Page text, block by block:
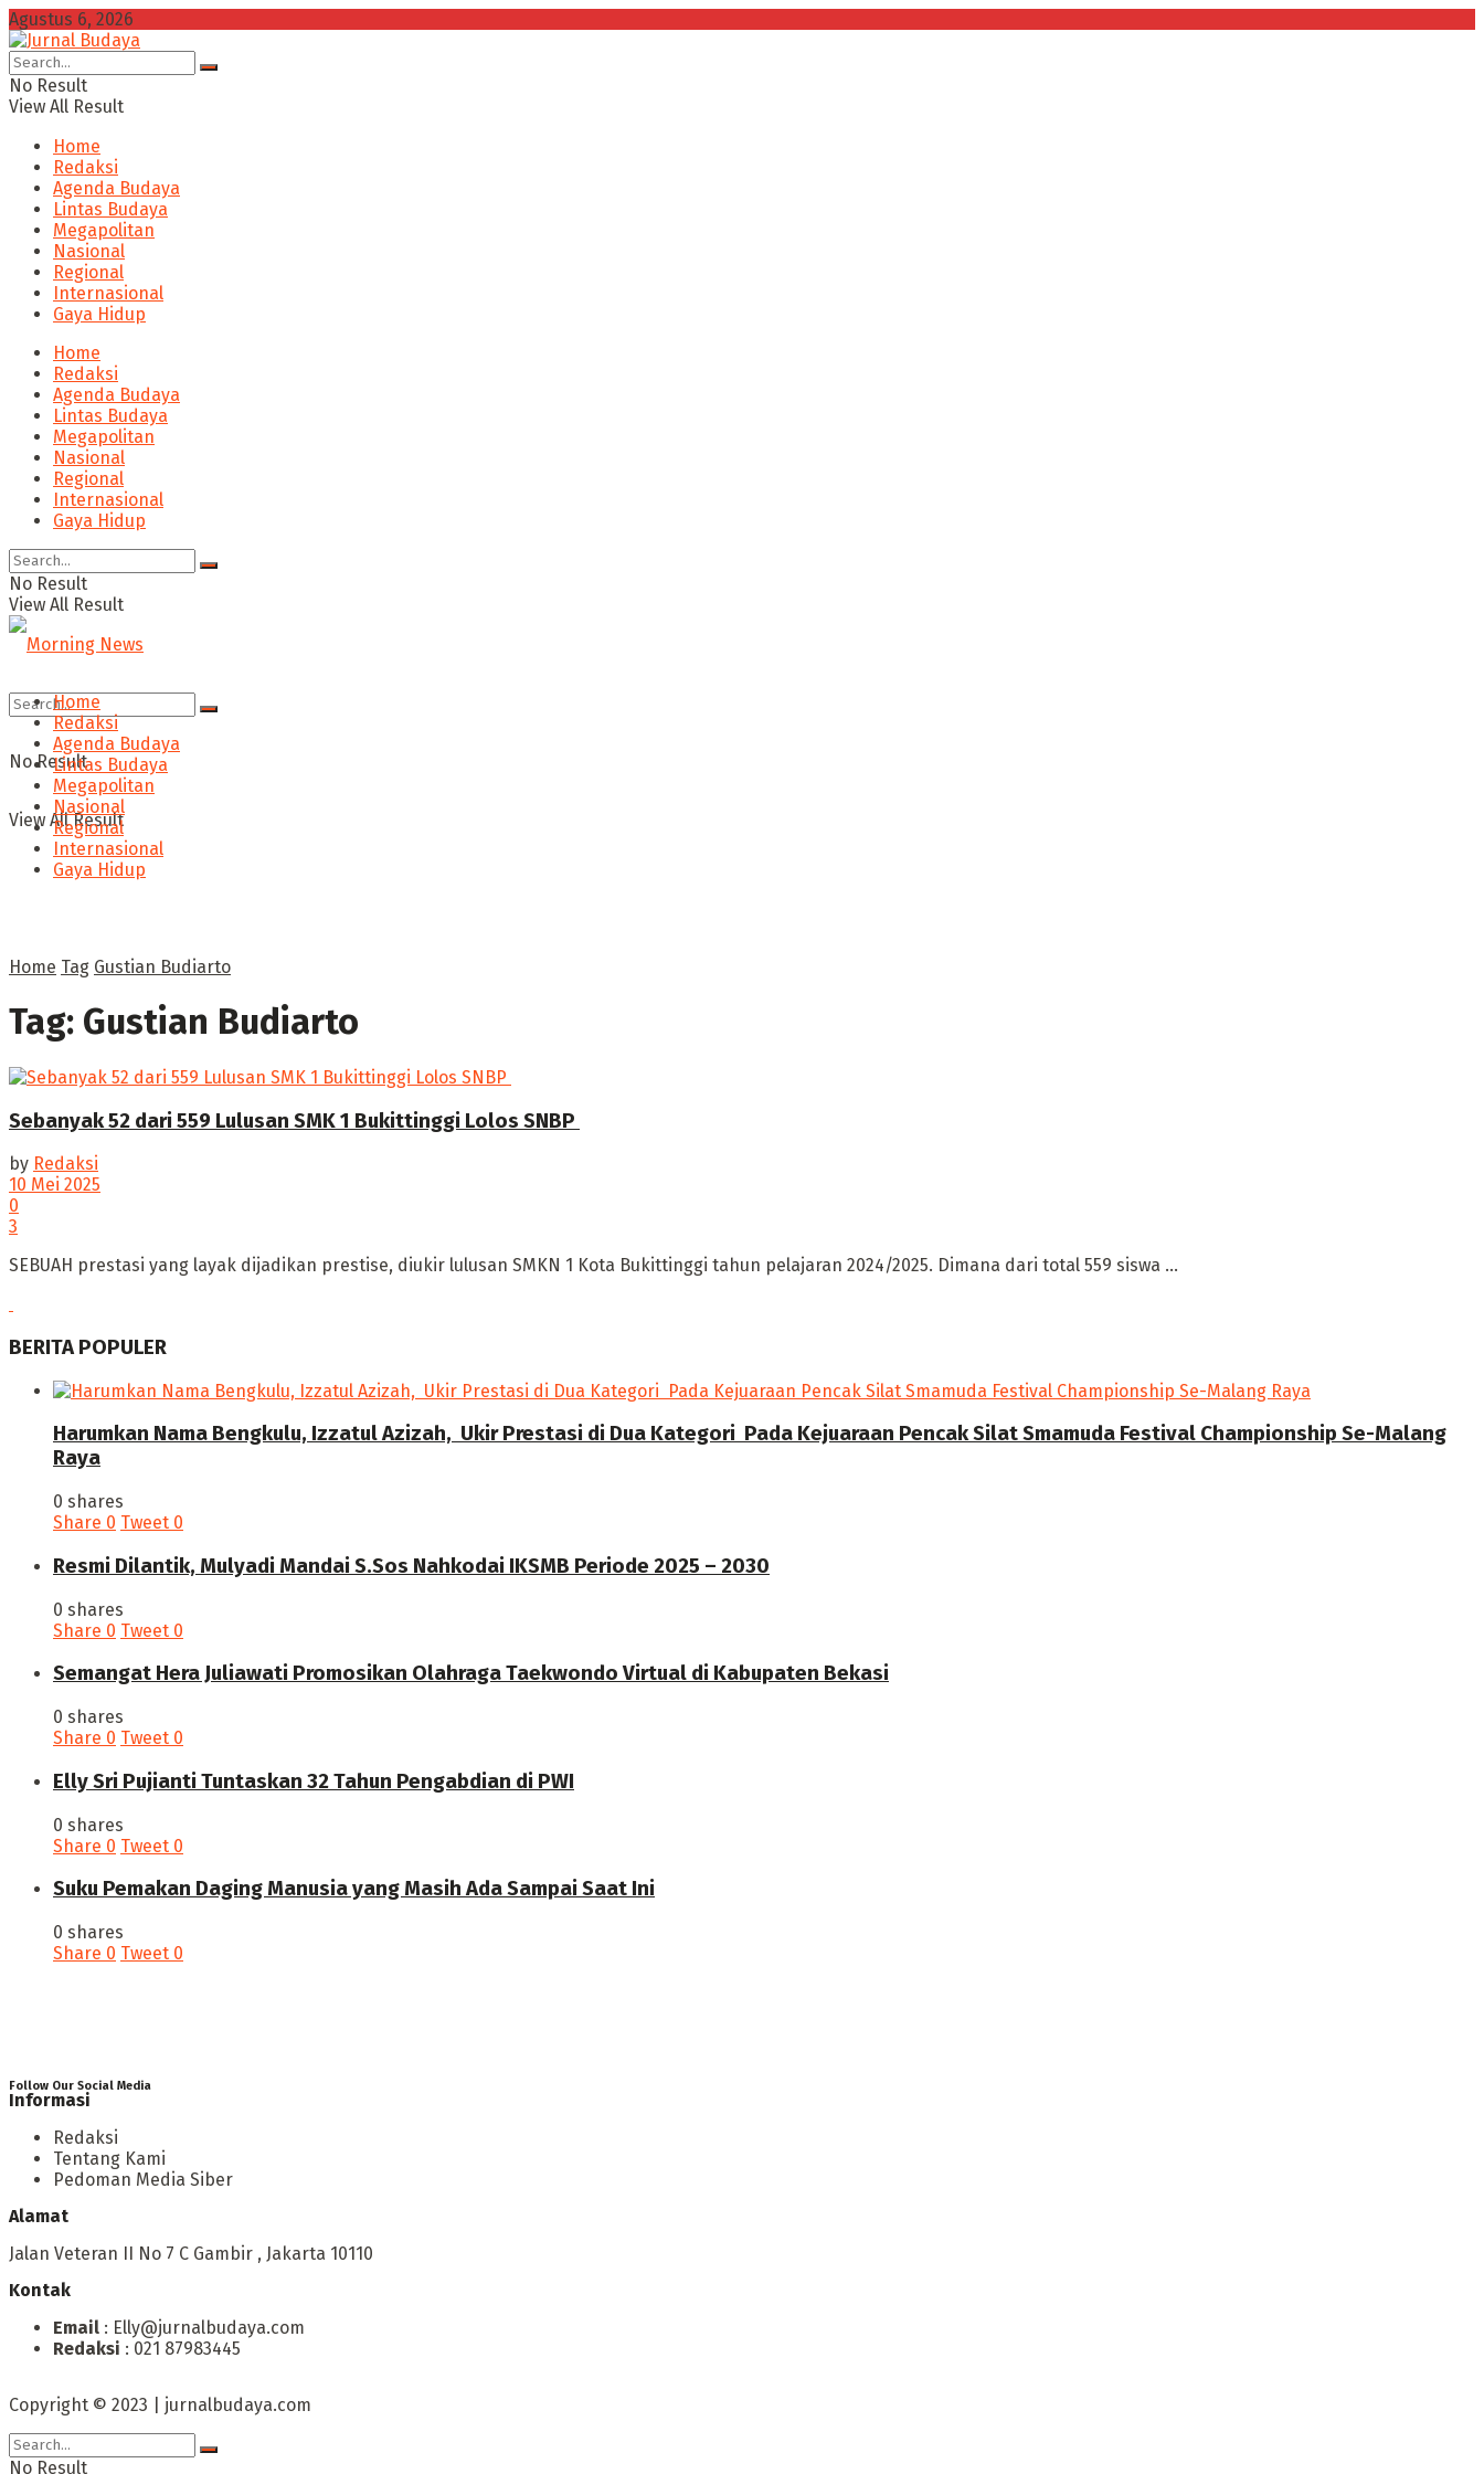
Agustus 6, 2026
No Result
View All Result
Home
Redaksi
Agenda Budaya
Lintas Budaya
Megapolitan
Nasional
Regional
Internasional
Gaya Hidup
Home
Redaksi
Agenda Budaya
Lintas Budaya
Megapolitan
Nasional
Regional
Internasional
Gaya Hidup
No Result
View All Result
No Result
View All Result
Home
Redaksi
Agenda Budaya
Lintas Budaya
Megapolitan
Nasional
Regional
Internasional
Gaya Hidup
Home Tag Gustian Budiarto
Tag: Gustian Budiarto
Sebanyak 52 dari 559 Lulusan SMK 1 Bukittinggi Lolos SNBP ‎
by Redaksi
10 Mei 2025
0
3
SEBUAH prestasi yang layak dijadikan prestise, diukir lulusan SMKN 1 Kota Bukittinggi tahun pelajaran 2024/2025. ‎Dimana dari total 559 siswa ...
BERITA POPULER
Harumkan Nama Bengkulu, Izzatul Azizah, Ukir Prestasi di Dua Kategori Pada Kejuaraan Pencak Silat Smamuda Festival Championship Se-Malang
Raya
0 shares
Share 0 Tweet 0
Resmi Dilantik, Mulyadi Mandai S.Sos Nahkodai IKSMB Periode 2025 – 2030
0 shares
Share 0 Tweet 0
Semangat Hera Juliawati Promosikan Olahraga Taekwondo Virtual di Kabupaten Bekasi
0 shares
Share 0 Tweet 0
Elly Sri Pujianti Tuntaskan 32 Tahun Pengabdian di PWI
0 shares
Share 0 Tweet 0
‎Suku Pemakan Daging Manusia yang Masih Ada Sampai Saat Ini
0 shares
Share 0 Tweet 0
Follow Our Social Media
Informasi
Redaksi
Tentang Kami
Pedoman Media Siber
Alamat
Jalan Veteran II No 7 C Gambir , Jakarta 10110
Kontak
Email : Elly@jurnalbudaya.com
Redaksi : 021 87983445
Copyright © 2023 | jurnalbudaya.com
No Result